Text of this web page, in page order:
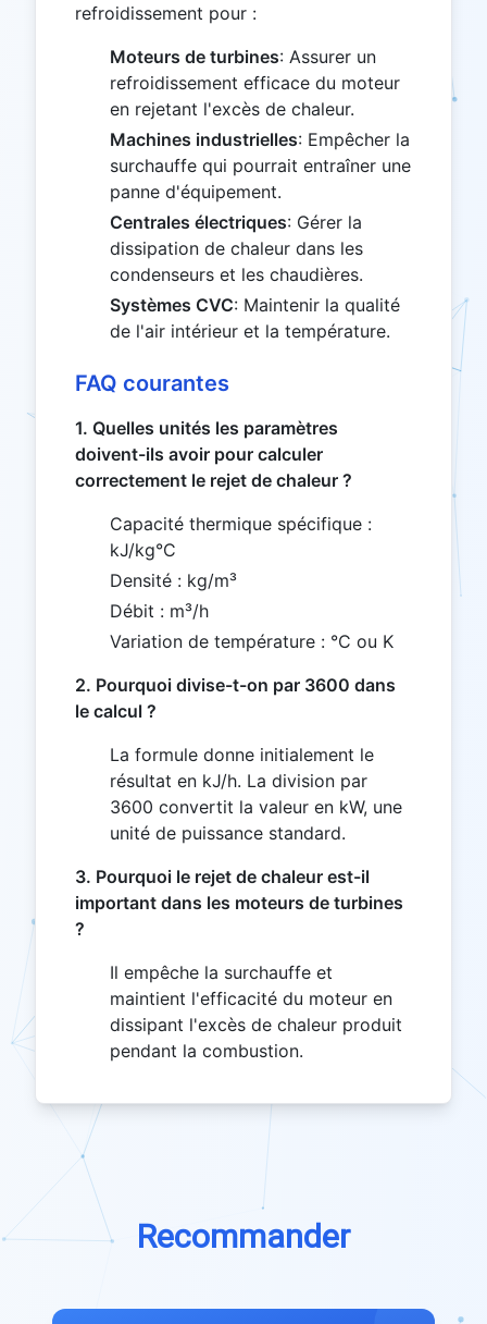
refroidissement pour :
Moteurs de turbines: Assurer un
refroidissement efficace du moteur
en rejetant l'excès de chaleur.
Machines industrielles: Empêcher la
surchauffe qui pourrait entraîner une
panne d'équipement.
Centrales électriques: Gérer la
dissipation de chaleur dans les
condenseurs et les chaudières.
Systèmes CVC: Maintenir la qualité
de l'air intérieur et la température.
FAQ courantes
1. Quelles unités les paramètres
doivent-ils avoir pour calculer
correctement le rejet de chaleur ?
Capacité thermique spécifique :
kJ/kg°C
Densité : kg/m³
Débit : m³/h
Variation de température : °C ou K
2. Pourquoi divise-t-on par 3600 dans
le calcul ?
La formule donne initialement le
résultat en kJ/h. La division par
3600 convertit la valeur en kW, une
unité de puissance standard.
3. Pourquoi le rejet de chaleur est-il
important dans les moteurs de turbines
?
Il empêche la surchauffe et
maintient l'efficacité du moteur en
dissipant l'excès de chaleur produit
pendant la combustion.
Recommander